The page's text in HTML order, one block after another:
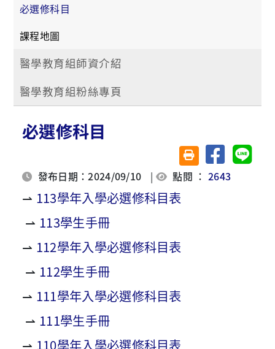
必選修科目
課程地圖
醫學教育組師資介紹
醫學教育組粉絲專頁
必選修科目
友善列印(另開視窗)
分享至臉書分享
發布日期：2024/09/10 | 點閱 ：2643
⇀ 113學年入學必選修科目表
⇀ 113學生手冊
⇀ 112學年入學必選修科目表
⇀ 112學生手冊
⇀ 111學年入學必選修科目表
⇀ 111學生手冊
⇀ 110學年入學必選修科目表